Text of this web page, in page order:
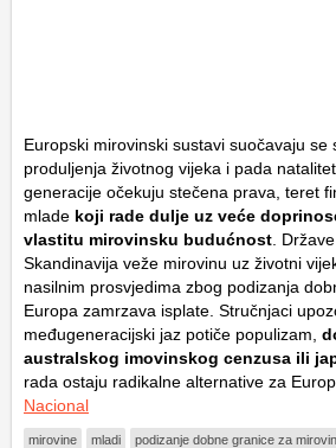
Europski mirovinski sustavi suočavaju se
produljenja životnog vijeka i pada
generacije očekuju stečena prava, teret
mlade koji rade dulje uz veće
vlastitu mirovinsku budućnost .
Skandinavija veže mirovinu uz životni
nasilnim prosvjedima zbog podizanja
Europa zamrzava isplate. Stručnjaci
međugeneracijski jaz potiče populizam,
australskog imovinskog cenzusa ili
rada ostaju radikalne alternative za
Nacional
mirovine mladi podizanje dobne granice za